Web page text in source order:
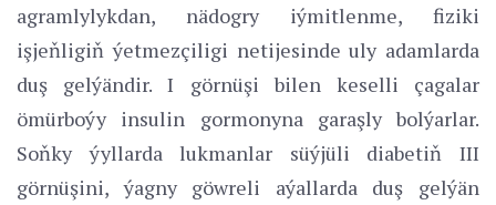
agramlylykdan, nädogry iýmitlenme, fiziki
işjeňligiň ýetmezçiligi netijesinde uly adamlarda
duş gelýändir. I görnüşi bilen keselli çagalar
ömürboýy insulin gormonyna garaşly bolýarlar.
Soňky ýyllarda lukmanlar süýjüli diabetiň III
görnüşini, ýagny göwreli aýallarda duş gelýän